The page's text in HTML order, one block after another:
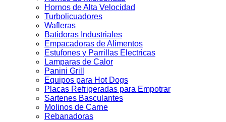
Hornos de Alta Velocidad
Turbolicuadores
Wafleras
Batidoras Industriales
Empacadoras de Alimentos
Estufones y Parrillas Electricas
Lamparas de Calor
Panini Grill
Equipos para Hot Dogs
Placas Refrigeradas para Empotrar
Sartenes Basculantes
Molinos de Carne
Rebanadoras